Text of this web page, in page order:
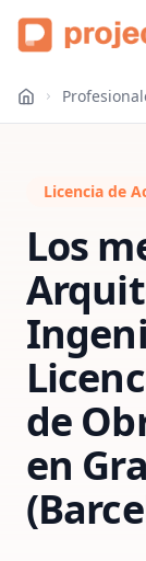
Licencia de
Los
de
en